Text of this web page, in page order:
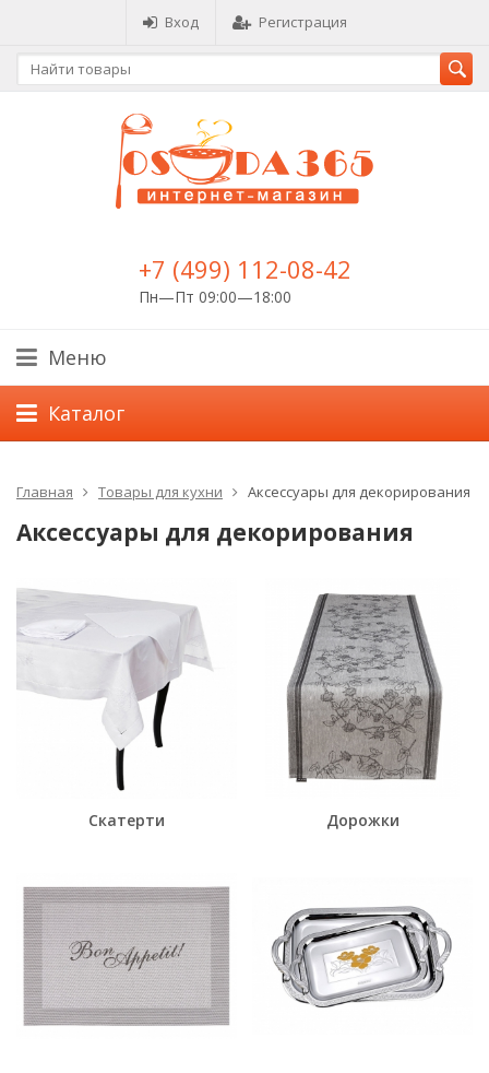
Вход Регистрация
+7 (499) 112-08-42
Пн—Пт 09:00—18:00
Меню
Каталог
Главная Товары для кухни Аксессуары для декорирования
Аксессуары для декорирования
Скатерти Дорожки